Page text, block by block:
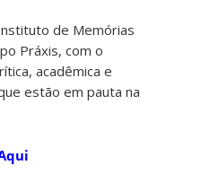
de Memórias
Práxis, com o
acadêmica e
estão em pauta na